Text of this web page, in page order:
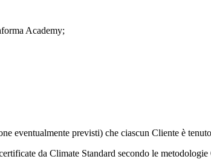
Academy;
eventualmente previsti) che ciascun Cliente è
da Climate Standard secondo le metodologie